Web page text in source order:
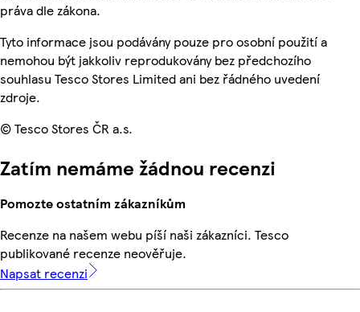
práva dle zákona.
Tyto informace jsou podávány pouze pro osobní použití a
nemohou být jakkoliv reprodukovány bez předchozího
souhlasu Tesco Stores Limited ani bez řádného uvedení
zdroje.
© Tesco Stores ČR a.s.
Zatím nemáme žádnou recenzi
Pomozte ostatním zákazníkům
Recenze na našem webu píší naši zákazníci. Tesco
publikované recenze neověřuje.
Napsat recenzi